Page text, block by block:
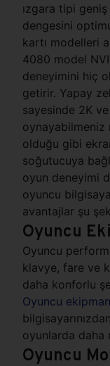
ızgara tipi geniş
dengesini
kartı modelleri
4080 model
deneyimini hiç
getirir. Yapay
sayesinde 2K
oynayabilmeniz
olduğu gibi
soğutucuya
oyun deneyimi
oyuncu
avantajlar şu
Oyuncu
Oyuncu
klavye, fare ve
daha konforlu
Oyuncu
oyunlarda daha
Oyuncu